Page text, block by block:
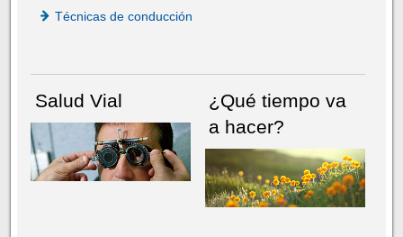
Técnicas de conducción
Salud Vial
¿Qué tiempo va
a hacer?